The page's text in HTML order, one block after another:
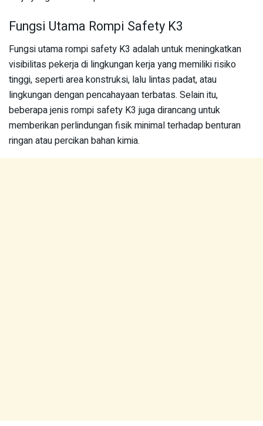
Fungsi Utama Rompi Safety K3
Fungsi utama rompi safety K3 adalah untuk meningkatkan
visibilitas pekerja di lingkungan kerja yang memiliki risiko
tinggi, seperti area konstruksi, lalu lintas padat, atau
lingkungan dengan pencahayaan terbatas. Selain itu,
beberapa jenis rompi safety K3 juga dirancang untuk
memberikan perlindungan fisik minimal terhadap benturan
ringan atau percikan bahan kimia.